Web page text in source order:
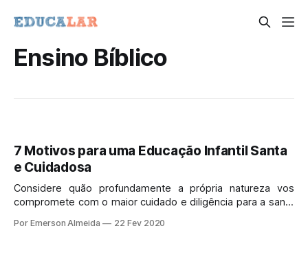
Ensino Bíblico
7 Motivos para uma Educação Infantil Santa
e Cuidadosa
Considere quão profundamente a própria natureza vos
compromete com o maior cuidado e diligência para a santa
Por Emerson Almeida 22 Fev 2020